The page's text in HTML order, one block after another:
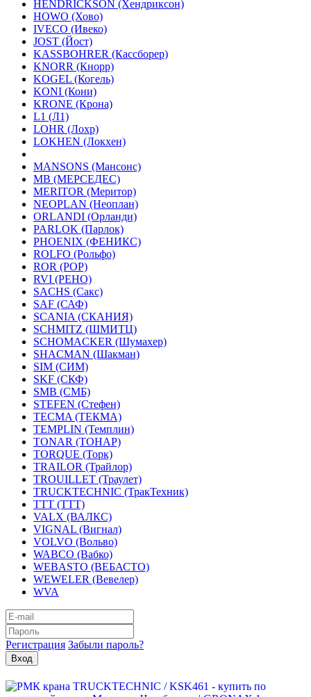
HENDRICKSON (Хендриксон)
HOWO (Хово)
IVECO (Ивеко)
JOST (Йост)
KASSBOHRER (Касcборер)
KNORR (Кнорр)
KOGEL (Когель)
KONI (Кони)
KRONE (Крона)
L1 (Л1)
LOHR (Лохр)
LOKHEN (Локхен)
MANSONS (Мансонс)
MB (МЕРСЕДЕС)
MERITOR (Меритор)
NEOPLAN (Неоплан)
ORLANDI (Орланди)
PARLOK (Парлок)
PHOENIX (ФЕНИКС)
ROLFO (Рольфо)
ROR (РОР)
RVI (РЕНО)
SACHS (Сакс)
SAF (САФ)
SCANIA (СКАНИЯ)
SCHMITZ (ШМИТЦ)
SCHOMACKER (Шумахер)
SHACMAN (Шакман)
SIM (СИМ)
SKF (СКФ)
SMB (СМБ)
STEFEN (Стефен)
TECMA (ТЕКМА)
TEMPLIN (Темплин)
TONAR (ТОНАР)
TORQUE (Торк)
TRAILOR (Трайлор)
TROUILLET (Траулет)
TRUCKTECHNIC (ТракТехник)
TTT (ТТТ)
VALX (ВАЛКС)
VIGNAL (Вигнал)
VOLVO (Вольво)
WABCO (Вабко)
WEBASTO (ВЕБАСТО)
WEWELER (Вевелер)
WVA
Регистрация Забыли пароль?